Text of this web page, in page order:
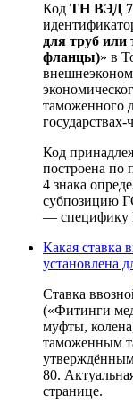
Код ТН ВЭД
для труб
фланцы)» в
таможенного
Код
построена по
4 знака
субпозицию
—
Какая ставка
установлена
Ставка
(«Фитинги
муфты,
таможенным
80.
странице.